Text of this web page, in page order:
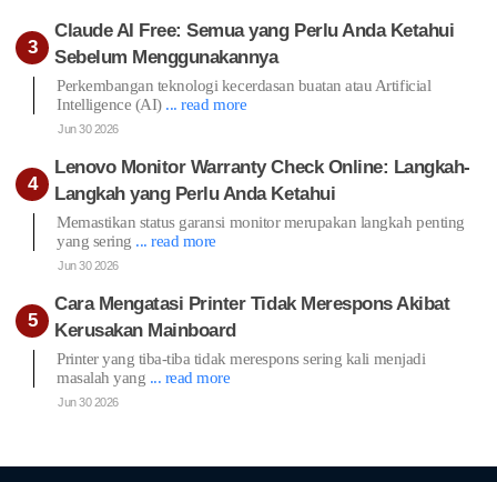
Claude AI Free: Semua yang Perlu Anda Ketahui
Sebelum Menggunakannya
Perkembangan teknologi kecerdasan buatan atau Artificial
Intelligence (AI) ... read more
Jun 30 2026
Lenovo Monitor Warranty Check Online: Langkah-
Langkah yang Perlu Anda Ketahui
Memastikan status garansi monitor merupakan langkah penting
yang sering ... read more
Jun 30 2026
Cara Mengatasi Printer Tidak Merespons Akibat
Kerusakan Mainboard
Printer yang tiba-tiba tidak merespons sering kali menjadi
masalah yang ... read more
Jun 30 2026